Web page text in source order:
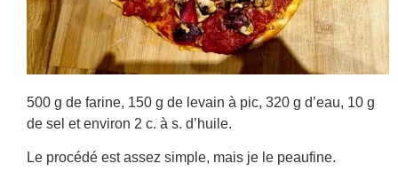
500 g de farine, 150 g de levain à pic, 320 g d’eau, 10 g
de sel et environ 2 c. à s. d’huile.
Le procédé est assez simple, mais je le peaufine.